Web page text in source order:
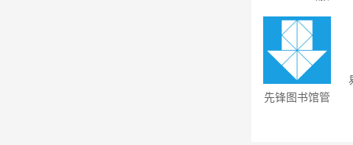
2005 1.8
先锋图书馆管